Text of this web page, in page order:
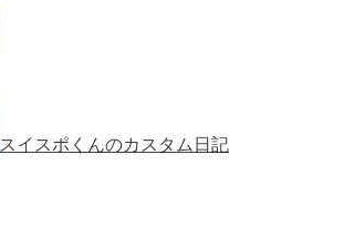
スイスポくんのカスタム日記